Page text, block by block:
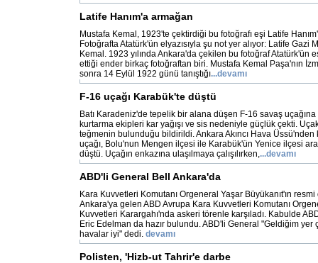
Latife Hanım'a armağan
Mustafa Kemal, 1923'te çektirdiği bu fotoğrafı eşi Latife
Fotoğrafta Atatürk'ün elyazısıyla şu not yer alıyor: Latife Gazi
Kemal. 1923 yılında Ankara'da çekilen bu fotoğraf Atatürk'ün
ettiği ender birkaç fotoğraftan biri. Mustafa Kemal Paşa'nın
sonra 14 Eylül 1922 günü tanıştığı...devamı
F-16 uçağı Karabük'te düştü
Batı Karadeniz'de tepelik bir alana düşen F-16 savaş
kurtarma ekipleri kar yağışı ve sis nedeniyle güçlük çekti.
teğmenin bulunduğu bildirildi. Ankara Akıncı Hava
uçağı, Bolu'nun Mengen ilçesi ile Karabük'ün Yenice ilçesi
düştü. Uçağın enkazına ulaşılmaya çalışılırken,...devamı
ABD'li General Bell Ankara'da
Kara Kuvvetleri Komutanı Orgeneral Yaşar Büyükanıt'ın
Ankara'ya gelen ABD Avrupa Kara Kuvvetleri Komutanı
Kuvvetleri Karargahı'nda askeri törenle karşıladı. Kabulde
Eric Edelman da hazır bulundu. ABD'li General "Geldiğim yer
havalar iyi" dedi. devamı
Polisten, 'Hizb-ut Tahrir'e darbe